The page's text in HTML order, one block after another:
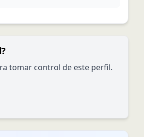
tomar control de este perfil.